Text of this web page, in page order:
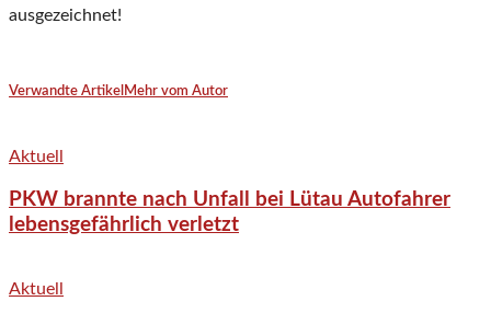
ausgezeichnet!
Verwandte Artikel Mehr vom Autor
Aktuell
PKW brannte nach Unfall bei Lütau Autofahrer
lebensgefährlich verletzt
Aktuell